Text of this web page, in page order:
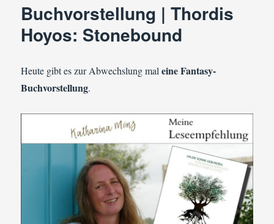
Buchvorstellung | Thordis
Hoyos: Stonebound
Heute gibt es zur Abwechslung maleine Fantasy-
Buchvorstellung.